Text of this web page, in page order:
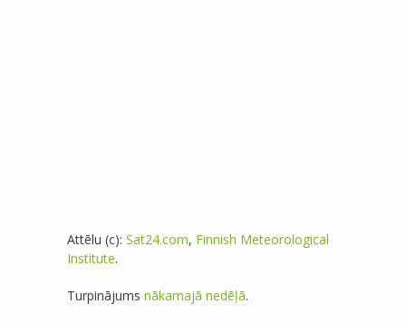
Attēlu (c): Sat24.com, Finnish Meteorological
Institute.
Turpinājums nākamajā nedēļā.